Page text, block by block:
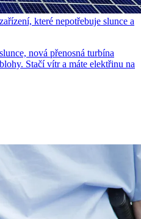
které nepotřebuje slunce a
nová přenosná turbína
Stačí vítr a máte elektřinu na